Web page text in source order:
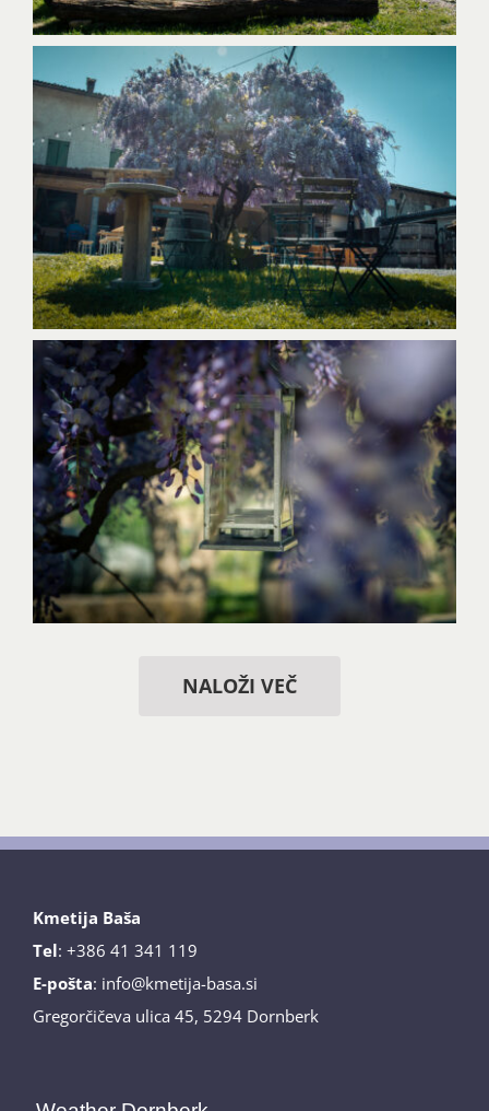
NALOŽI VEČ
Kmetija Baša
Tel: +386 41 341 119
E-pošta: info@kmetija-basa.si
Gregorčičeva ulica 45, 5294 Dornberk